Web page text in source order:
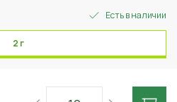
Есть в наличии
2 г